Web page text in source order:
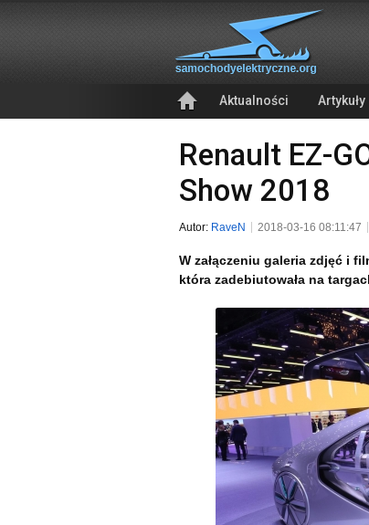
Aktualności Artykuły
Renault EZ-
Show 2018
Autor: RaveN 2018-03-16 08:11:47
W załączeniu galeria zdjęć i
która zadebiutowała na